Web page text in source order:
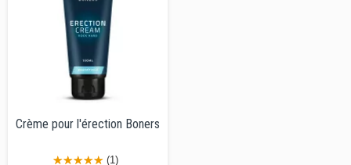
Crème pour l'érection Boners
(1)